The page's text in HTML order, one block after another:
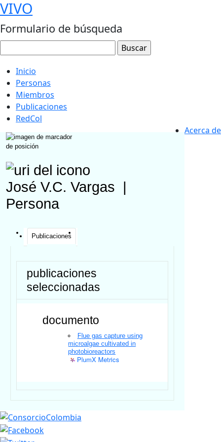
VIVO
Formulario de búsqueda
Inicio
Personas
Miembros
Publicaciones
RedCol
Acerca de
José V.C. Vargas
Persona
Publicaciones
publicaciones
seleccionadas
documento
Flue gas capture using
microalgae cultivated in
photobioreactors
PlumX Metrics